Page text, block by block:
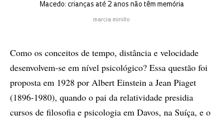
Macedo: crianças até 2 anos não têm memória
marcia minillo
Como os conceitos de tempo, distância e velocidade
desenvolvem-se em nível psicológico? Essa questão foi
proposta em 1928 por Albert Einstein a Jean Piaget
(1896-1980), quando o pai da relatividade presidia
cursos de filosofia e psicologia em Davos, na Suíça, e o